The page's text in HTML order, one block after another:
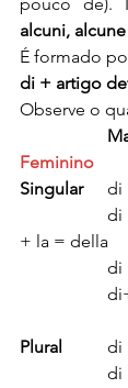
alcuni, alcune
É formado
di + artigo
Observe o
Feminino
Singular
+ la = della
Plural